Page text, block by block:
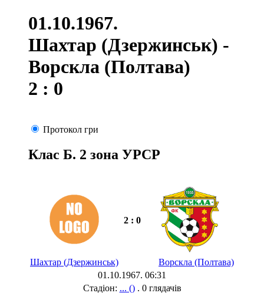
01.10.1967.
Шахтар (Дзержинськ) -
Ворскла (Полтава)
2 : 0
Протокол гри
Клас Б. 2 зона УРСР
2 : 0
Шахтар (Дзержинськ)
Ворскла (Полтава)
01.10.1967. 06:31
Стадіон: ... (). 0 глядачів